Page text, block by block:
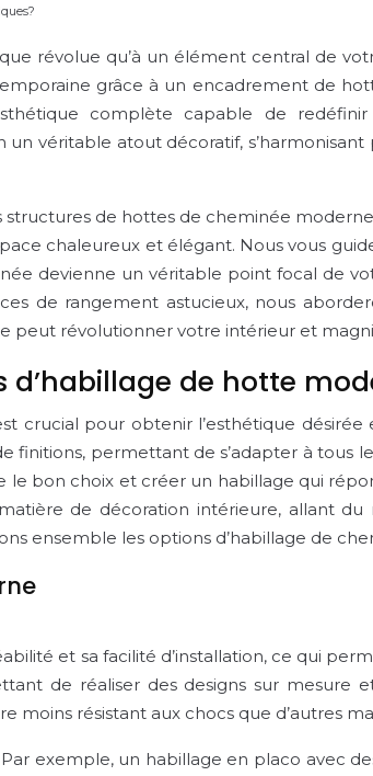
révolue qu’à un élément central de
grâce à un encadrement de
complète capable de
véritable atout décoratif,
de hottes de cheminée
chaleureux et élégant. Nous vous
devienne un véritable point focal de
de rangement astucieux, nous
peut révolutionner votre intérieur et
de hotte
pour obtenir l’esthétique désirée
permettant de s’adapter à tous
bon choix et créer un habillage qui
de décoration intérieure, allant
ensemble les options d’habillage de
et sa facilité d’installation, ce qui
de réaliser des designs sur mesure
résistant aux chocs que d’autres
exemple, un habillage en placo avec